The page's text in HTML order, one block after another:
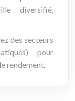
diversifié,
des secteurs
pour
rendement.